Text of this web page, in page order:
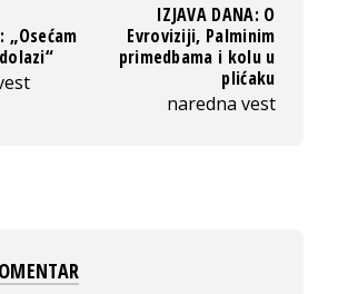
„Osećam
IZJAVA DANA: O
Evroviziji, Palminim
primedbama i kolu u
plićaku
naredna vest